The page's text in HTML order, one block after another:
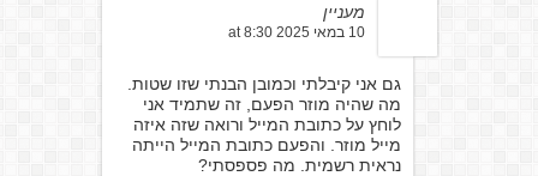
מעניין
10 במאי 2025 at 8:30
גם אני קיבלתי וכמובן הבנתי שזו שטות.
מה שהיה מוזר הפעם, זה שתמיד אני
לוחץ על כתובת המייל ורואה שזה איזה
מייל מוזר. והפעם כתובת המייל הייתה
נראית רשמית. מה פספסתי?